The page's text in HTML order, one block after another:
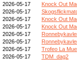
2026-05-17
Knock Out
2026-05-17
2026-05-17
Knock Out
2026-05-17
Knock Out
2026-05-17
2026-05-17
2026-05-17
Trofeo La
2026-05-17
TDM_dag2